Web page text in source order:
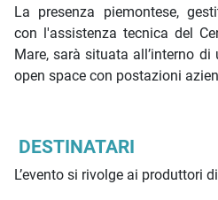
La presenza piemontese,
con l'assistenza tecnica del
Mare, sarà situata all’interno
open space con postazioni
DESTINATARI
L’evento si rivolge ai produttori